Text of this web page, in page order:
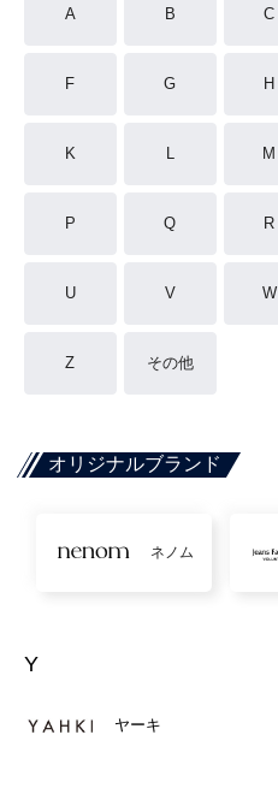
A B C
F G H
K L M
P Q R
U V W
Z その他
オリジナルブランド
ネノム
Y
ヤーキ